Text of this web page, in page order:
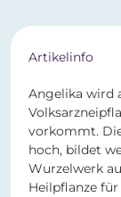
Artikelinfo
Angelika wird
vorkommt.
hoch, bildet
Wurzelwerk
Heilpflanze